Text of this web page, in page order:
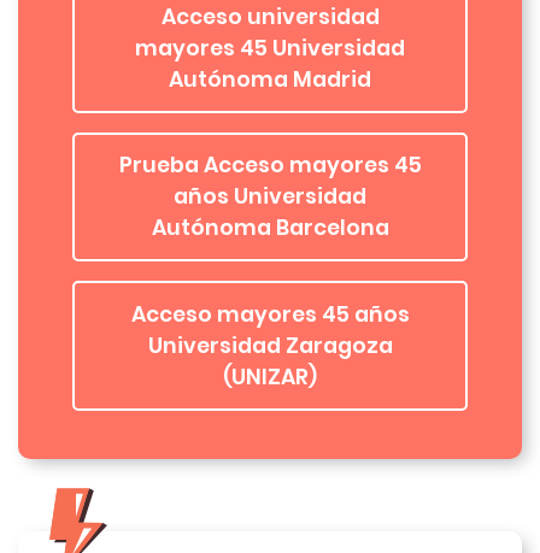
Acceso universidad
mayores 45 Universidad
Autónoma Madrid
Prueba Acceso mayores 45
años Universidad
Autónoma Barcelona
Acceso mayores 45 años
Universidad Zaragoza
(UNIZAR)